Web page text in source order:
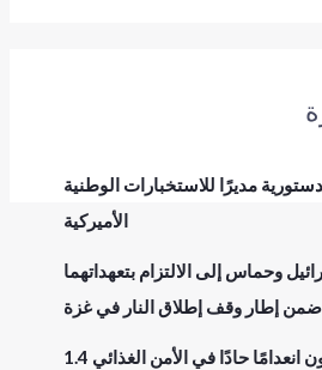
مديرًا للاستخبارات الوطنية
الأميركية
وحماس إلى الالتزام بتعهداتهما
ضمن إطار وقف إطلاق النار في غزة
1.4 مليون فلسطيني يواجهون انعدامًا حادًا في الأمن الغذائي